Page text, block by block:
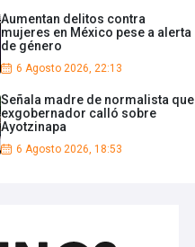
Aumentan delitos contra
mujeres en México pese a alerta
de género
6 Agosto 2026, 22:13
Señala madre de normalista que
exgobernador calló sobre
Ayotzinapa
6 Agosto 2026, 18:53